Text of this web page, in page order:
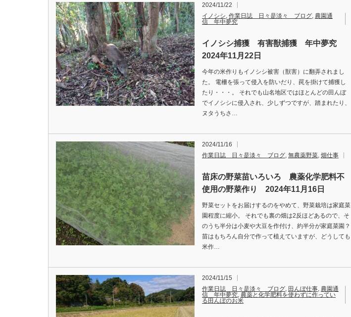
2024/11/22
イノシシ, 作業日誌 日々是淡々 ブログ, 農園通
信 年中夢究
イノシシ捕獲 有害獣捕獲 年中夢究
2024年11月22日
今年の米作りもイノシシ被害（獣害）に翻弄されまし
た。 電柵を張って侵入を防いだり、罠を掛けて捕獲し
たり・・・。 それでも山名地区ではほとんどの田んぼ
でイノシシに侵入され、少しずつですが、踏まれたり、
ヌタうちさ…
2024/11/16
作業日誌 日々是淡々 ブログ, 無農薬野菜, 畑仕事
苗床の野菜苗いろいろ 農薬化学肥料不
使用の野菜作り 2024年11月16日
野菜セットをお届けするのをやめて、野菜栽培は家庭菜
園程度に縮小。 それでも裏の畑は2反ほどあるので、そ
のうち半分は小麦や大豆を作付け、約半分が家庭菜園？
苗はもちろん自分で作って植えていますが、どうしても
米作…
2024/11/15
作業日誌 日々是淡々 ブログ, 田んぼ仕事, 農園通
信 年中夢究, 農薬と化学肥料を使わずに作ってい
る田んぼのお米